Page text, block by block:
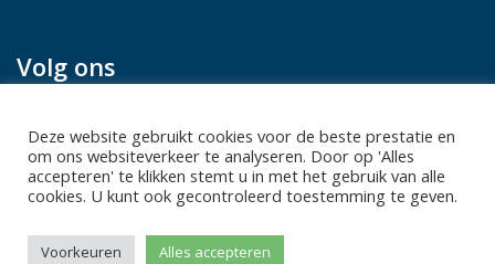
Volg ons
Privacy statement|Sitemap|Disclaimer
Deze website gebruikt cookies voor de beste prestatie en
om ons websiteverkeer te analyseren. Door op 'Alles
accepteren' te klikken stemt u in met het gebruik van alle
cookies. U kunt ook gecontroleerd toestemming te geven.
Voorkeuren Alles accepteren